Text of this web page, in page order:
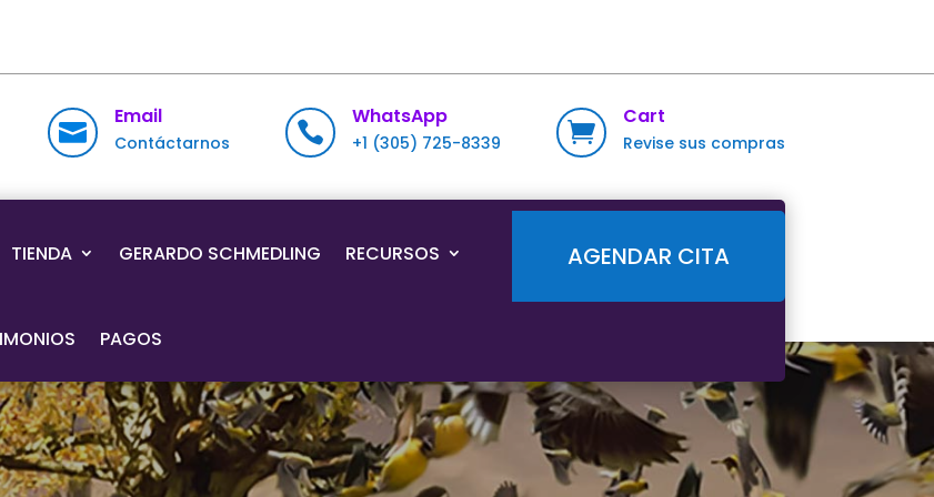

Email
Contáctarnos 
WhatsApp
+1 (305) 725-8339 
Cart
Revise sus compras
TIENDA GERARDO SCHMEDLING RECURSOS
PAGOS
AGENDAR CITA